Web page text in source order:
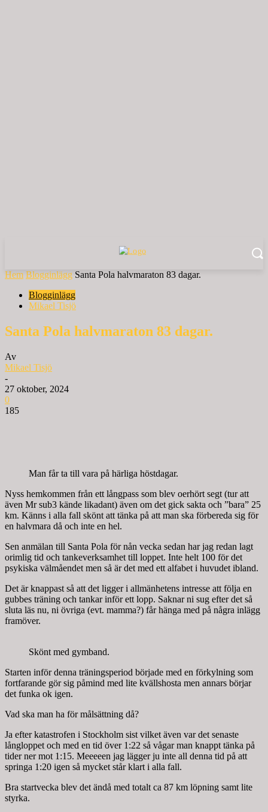
Hem Blogginlägg Santa Pola halvmaraton 83 dagar.
Blogginlägg
Mikael Tisjö
Santa Pola halvmaraton 83 dagar.
Av
Mikael Tisjö
-
27 oktober, 2024
0
185
Man får ta till vara på härliga höstdagar.
Nyss hemkommen från ett långpass som blev oerhört segt (tur att
även Mr sub3 kände likadant) även om det gick sakta och ”bara” 25
km. Känns i alla fall skönt att tänka på att man ska förbereda sig för
en halvmara då och inte en hel.
Sen anmälan till Santa Pola för nån vecka sedan har jag redan lagt
orimlig tid och tankeverksamhet till loppet. Inte helt 100 för det
psykiska välmåendet men så är det med ett alfabet i huvudet ibland.
Det är knappast så att det ligger i allmänhetens intresse att följa en
gubbes träning och tankar inför ett lopp. Saknar ni sug efter det så
sluta läs nu, ni övriga (evt. mamma?) får hänga med på några inlägg
framöver.
Skönt med gymband.
Starten inför denna träningsperiod började med en förkylning som
fortfarande gör sig påmind med lite kvällshosta men annars börjar
det funka ok igen.
Vad ska man ha för målsättning då?
Ja efter katastrofen i Stockholm sist vilket även var det senaste
långloppet och med en tid över 1:22 så vågar man knappt tänka på
tider ner mot 1:15. Meeeeen jag lägger ju inte all denna tid på att
springa 1:20 igen så mycket står klart i alla fall.
Bra startvecka blev det ändå med totalt ca 87 km löpning samt lite
styrka.